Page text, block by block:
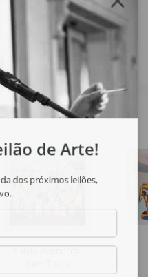
de Arte!
dos próximos leilões,